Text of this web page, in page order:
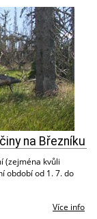
na Březníku
(zejména kvůli
období od 1. 7. do
Více info